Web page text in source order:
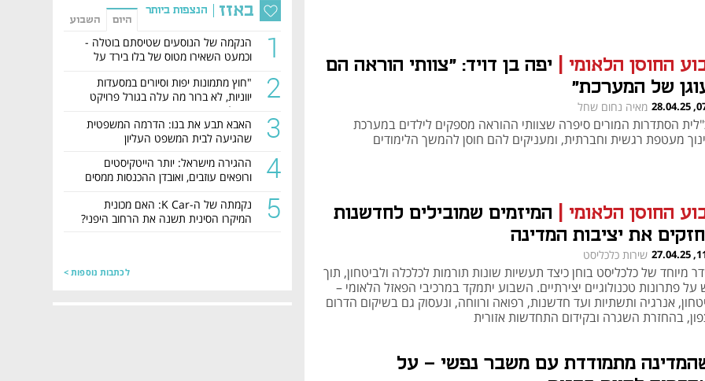
באזז הנצפות ביותר
היום השבוע
1
הנקמה של הנוסעים שטיסתם בוטלה -
וכמעט השאירו מטוס של בלו בירד על
2
"חוץ מתמונות יפות וסיורים במסעדות
יווניות, לא ברור מה עלה בגורל פרויקט
הנדל"ן"
3
האבא תבע את בנו: הדרמה המשפטית
שהגיעה לבית המשפט העליון
4
ההגירה מישראל: יותר הייטקיסטים
ורופאים עוזבים, ואובדן ההכנסות ממסים
5
נקמתה של ה-K Car: האם מכונית
המיקרו הסינית תשנה את הרחוב היפני?
לכתבות נוספות >
החוסן הלאומי
יפה בן דויד: "צוותי הוראה הם
של המערכת"
מאיה נחום שחל
הסתדרות המורים סיפרה שצוותי ההוראה מספקים לילדים במערכת
מעטפת רגשית וחברתית, ומעניקים להם חוסן להמשך הלימודים
החוסן הלאומי
המיזמים שמובילים לחדשנות
את יציבות המדינה
שירות כלכליסט
מיוחד של כלכליסט בוחן כיצד תעשיות שונות תורמות לכלכלה ולביטחון, תוך
על פתרונות טכנולוגיים יצירתיים. השבוע יתמקד במרכיבי הפאזל הלאומי –
אנרגיה ותשתיות ועד חדשנות, רפואה ורווחה, ונעסוק גם בשיקום הדרום
בהחזרת השגרה ובקידום התחדשות אזורית
מתמודדת עם משבר נפשי – על